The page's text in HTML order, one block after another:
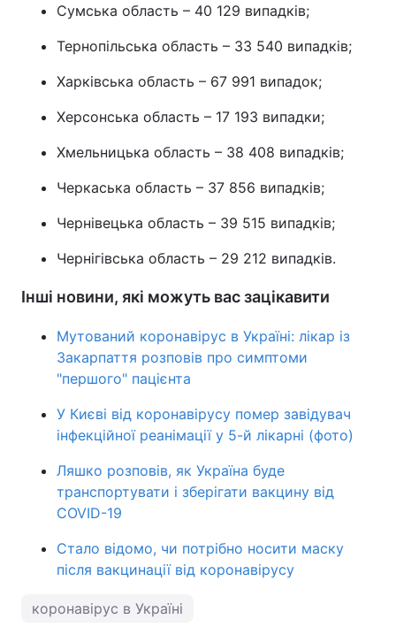
Сумська область – 40 129 випадків;
Тернопільська область – 33 540 випадків;
Харківська область – 67 991 випадок;
Херсонська область – 17 193 випадки;
Хмельницька область – 38 408 випадків;
Черкаська область – 37 856 випадків;
Чернівецька область – 39 515 випадків;
Чернігівська область – 29 212 випадків.
Інші новини, які можуть вас зацікавити
Мутований коронавірус в Україні: лікар із
Закарпаття розповів про симптоми
"першого" пацієнта
У Києві від коронавірусу помер завідувач
інфекційної реанімації у 5-й лікарні (фото)
Ляшко розповів, як Україна буде
транспортувати і зберігати вакцину від
COVID-19
Стало відомо, чи потрібно носити маску
після вакцинації від коронавірусу
коронавірус в Україні